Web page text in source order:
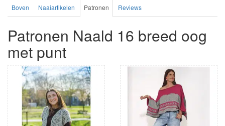
Boven Naaiartikelen Patronen Reviews
Patronen Naald 16 breed oog
met punt